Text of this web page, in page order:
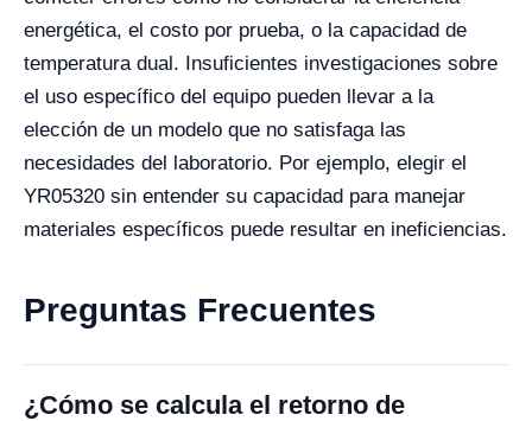
energética, el costo por prueba, o la capacidad de
temperatura dual. Insuficientes investigaciones sobre
el uso específico del equipo pueden llevar a la
elección de un modelo que no satisfaga las
necesidades del laboratorio. Por ejemplo, elegir el
YR05320 sin entender su capacidad para manejar
materiales específicos puede resultar en ineficiencias.
Preguntas Frecuentes
¿Cómo se calcula el retorno de